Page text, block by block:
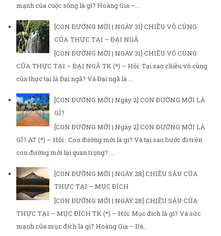
mạnh của cuộc sống là gì? Hoàng Gia –...
[CON ĐƯỜNG MỚI | NGÀY 31] CHIỀU VÔ CÙNG
CỦA THỰC TẠI – ĐẠI NGÃ
[CON ĐƯỜNG MỚI | NGÀY 31] CHIỀU VÔ CÙNG
CỦA THỰC TẠI – ĐẠI NGÃ TK (*) – Hỏi: Tại sao chiều vô cùng
của thực tại là Đại ngã? Và Đại ngã là ...
[CON ĐƯỜNG MỚI | Ngày 2] CON ĐƯỜNG MỚI LÀ
GÌ?
[CON ĐƯỜNG MỚI | Ngày 2] CON ĐƯỜNG MỚI LÀ
GÌ? AT (*) – Hỏi : Con đường mới là gì? Và tại sao bước đi trên
con đường mới lại quan trọng? ...
[CON ĐƯỜNG MỚI | NGÀY 28] CHIỀU SÂU CỦA
THỰC TẠI – MỤC ĐÍCH
[CON ĐƯỜNG MỚI | NGÀY 28] CHIỀU SÂU CỦA
THỰC TẠI – MỤC ĐÍCH TK (*) – Hỏi: Mục đích là gì? Và sức
mạnh của mục đích là gì? Hoàng Gia – Đá...